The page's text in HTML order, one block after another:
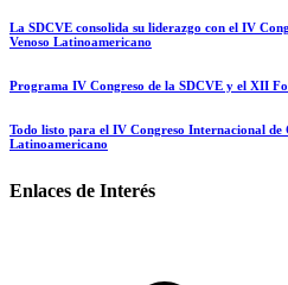
La SDCVE consolida su liderazgo con el IV
Venoso Latinoamericano
Programa IV Congreso de la SDCVE y el XII
Todo listo para el IV Congreso Internacional
Latinoamericano
Enlaces de Interés